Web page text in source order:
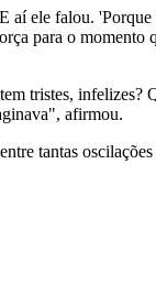
aí ele falou.
para o momento
tristes, infelizes?
afirmou.
tantas